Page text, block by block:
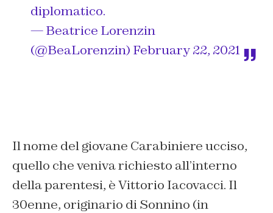
diplomatico.
— Beatrice Lorenzin
(@BeaLorenzin) February 22, 2021
Il nome del giovane Carabiniere ucciso,
quello che veniva richiesto all’interno
della parentesi, è Vittorio Iacovacci. Il
30enne, originario di Sonnino (in